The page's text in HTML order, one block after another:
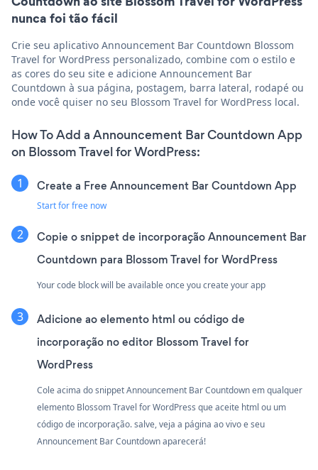
nunca foi tão fácil
Crie seu aplicativo Announcement Bar Countdown Blossom
Travel for WordPress personalizado, combine com o estilo e
as cores do seu site e adicione Announcement Bar
Countdown à sua página, postagem, barra lateral, rodapé ou
onde você quiser no seu Blossom Travel for WordPress local.
How To Add a Announcement Bar Countdown App
on Blossom Travel for WordPress:
Create a Free Announcement Bar Countdown App
Start for free now
Copie o snippet de incorporação Announcement Bar
Countdown para Blossom Travel for WordPress
Your code block will be available once you create your app
Adicione ao elemento html ou código de
incorporação no editor Blossom Travel for
WordPress
Cole acima do snippet Announcement Bar Countdown em qualquer
elemento Blossom Travel for WordPress que aceite html ou um
código de incorporação. salve, veja a página ao vivo e seu
Announcement Bar Countdown aparecerá!